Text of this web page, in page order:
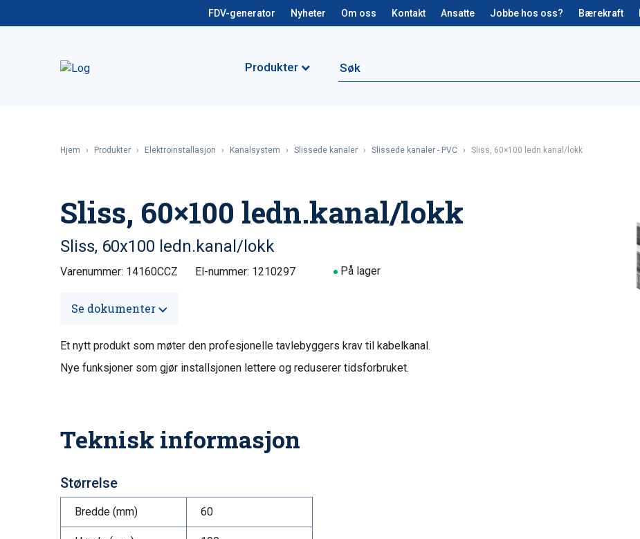
FDV-generator Nyheter Om oss Kontakt Ansatte Jobbe hos oss? Bærekraft
Produkter
Hjem › Produkter › Elektroinstallasjon › Kanalsystem › Slissede kanaler › Slissede kanaler - PVC › Sliss, 60×100 ledn.kanal/lokk
Sliss, 60×100 ledn.kanal/lokk
Sliss, 60x100 ledn.kanal/lokk
Varenummer: 14160CCZ El-nummer: 1210297 På lager
Se dokumenter
Et nytt produkt som møter den profesjonelle tavlebyggers krav til kabelkanal.
Nye funksjoner som gjør installsjonen lettere og reduserer tidsforbruket.
Teknisk informasjon
Størrelse
Bredde (mm) 60